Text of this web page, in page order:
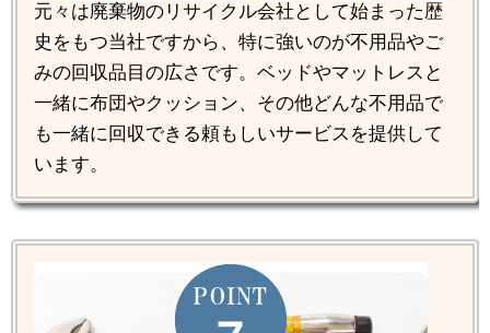
元々は廃棄物のリサイクル会社として始まった歴
史をもつ当社ですから、特に強いのが不用品やご
みの回収品目の広さです。ベッドやマットレスと
一緒に布団やクッション、その他どんな不用品で
も一緒に回収できる頼もしいサービスを提供して
います。